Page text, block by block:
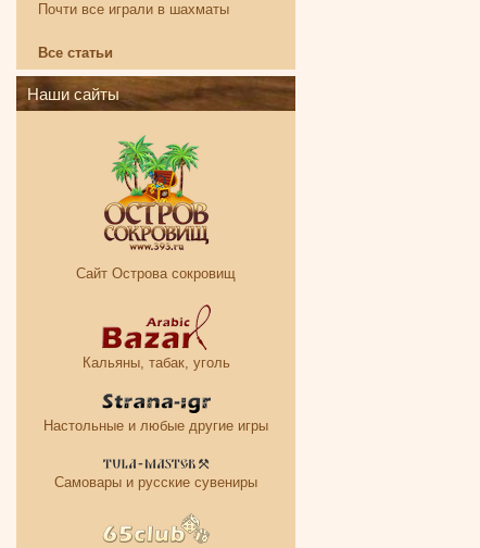
Почти все играли в шахматы
Все статьи
Наши сайты
Сайт Острова сокровищ
Кальяны, табак, уголь
Настольные и любые другие игры
Самовары и русские сувениры